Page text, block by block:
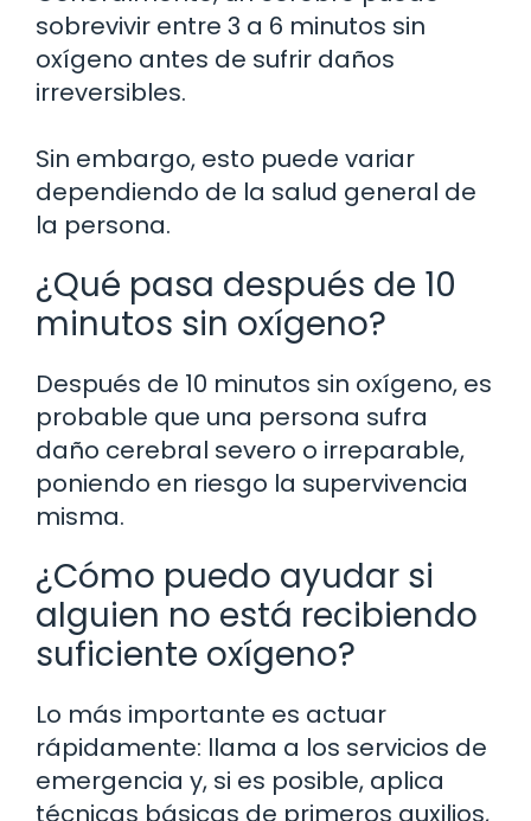
sobrevivir entre 3 a 6 minutos sin
oxígeno antes de sufrir daños
irreversibles.
Sin embargo, esto puede variar
dependiendo de la salud general de
la persona.
¿Qué pasa después de 10
minutos sin oxígeno?
Después de 10 minutos sin oxígeno, es
probable que una persona sufra
daño cerebral severo o irreparable,
poniendo en riesgo la supervivencia
misma.
¿Cómo puedo ayudar si
alguien no está recibiendo
suficiente oxígeno?
Lo más importante es actuar
rápidamente: llama a los servicios de
emergencia y, si es posible, aplica
técnicas básicas de primeros auxilios,